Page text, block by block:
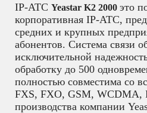
IP-АТС Yeastar K2 2000 это
корпоративная IP-АТС,
средних и крупных
абонентов. Система связи
исключительной
обработку до 500
полностью совместима со
FXS, FXO, GSM, WCDMA,
производства компании